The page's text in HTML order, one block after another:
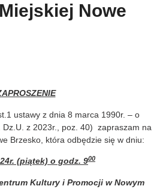
Nowe
ustawy z dnia 8 marca 1990r. – o
z 2023r., poz. 40) zapraszam na
Brzesko, która odbędzie się w dniu:
(piątek) o godz. 900
Kultury i Promocji w Nowym